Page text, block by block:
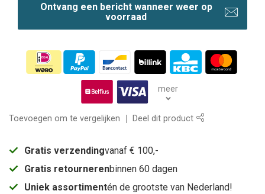
Ontvang een bericht wanneer weer op
voorraad
meer
Toevoegen om te vergelijken Deel dit product
Gratis verzendingvanaf € 100,-
Gratis retournerenbinnen 60 dagen
Uniek assortimentén de grootste van Nederland!